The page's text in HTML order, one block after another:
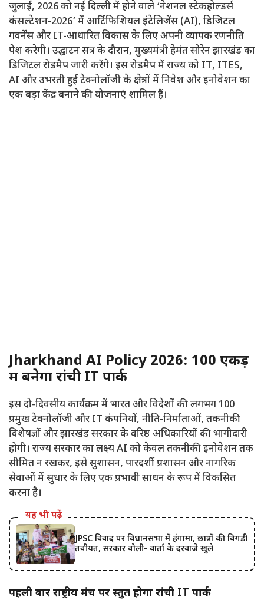
जुलाई, 2026 को नई दिल्ली में होने वाले ‘नेशनल स्टेकहोल्डर्स
कंसल्टेशन-2026’ में आर्टिफिशियल इंटेलिजेंस (AI), डिजिटल
गवर्नेंस और IT-आधारित विकास के लिए अपनी व्यापक रणनीति
पेश करेगी। उद्घाटन सत्र के दौरान, मुख्यमंत्री हेमंत सोरेन झारखंड का
डिजिटल रोडमैप जारी करेंगे। इस रोडमैप में राज्य को IT, ITES,
AI और उभरती हुई टेक्नोलॉजी के क्षेत्रों में निवेश और इनोवेशन का
एक बड़ा केंद्र बनाने की योजनाएं शामिल हैं।
Jharkhand AI Policy 2026: 100 एकड़
में बनेगा रांची IT पार्क
इस दो-दिवसीय कार्यक्रम में भारत और विदेशों की लगभग 100
प्रमुख टेक्नोलॉजी और IT कंपनियों, नीति-निर्माताओं, तकनीकी
विशेषज्ञों और झारखंड सरकार के वरिष्ठ अधिकारियों की भागीदारी
होगी। राज्य सरकार का लक्ष्य AI को केवल तकनीकी इनोवेशन तक
सीमित न रखकर, इसे सुशासन, पारदर्शी प्रशासन और नागरिक
सेवाओं में सुधार के लिए एक प्रभावी साधन के रूप में विकसित
करना है।
यह भी पढ़ें
JPSC विवाद पर विधानसभा में हंगामा, छात्रों की बिगड़ी
तबीयत, सरकार बोली- वार्ता के दरवाजे खुले
पहली बार राष्ट्रीय मंच पर प्रस्तुत होगा रांची IT पार्क